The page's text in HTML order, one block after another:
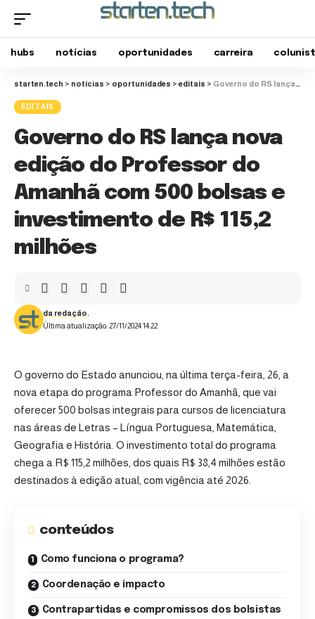
hubs notícias oportunidades carreira
starten.tech > notícias > oportunidades > editais > Governo do RS lança nova edição do Professor do Amanhã com 500 bolsas e investimento de R$ 115,2 milhões
EDITAIS
Governo do RS lança nova
edição do Professor do
Amanhã com 500 bolsas e
investimento de R$ 115,2
milhões
Última atualização: 27/11/2024 14:22
da redação.
O governo do Estado anunciou, na última terça-feira, 26, a
nova etapa do programa Professor do Amanhã, que vai
oferecer 500 bolsas integrais para cursos de licenciatura
nas áreas de Letras – Língua Portuguesa, Matemática,
Geografia e História. O investimento total do programa
chega a R$ 115,2 milhões, dos quais R$ 38,4 milhões estão
destinados à edição atual, com vigência até 2026.
conteúdos
Como funciona o programa?
Coordenação e impacto
Contrapartidas e compromissos dos bolsistas